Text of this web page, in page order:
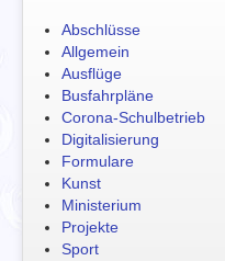
Abschlüsse
Allgemein
Ausflüge
Busfahrpläne
Corona-Schulbetrieb
Digitalisierung
Formulare
Kunst
Ministerium
Projekte
Sport